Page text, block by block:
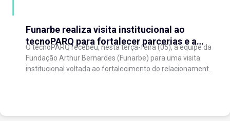
Funarbe realiza visita institucional ao
tecnoPARQ para fortalecer parcerias e a
gestão da inovação
O tecnoPARQ recebeu, nesta terça-feira (05), a equipe da
Fundação Arthur Bernardes (Funarbe) para uma visita
institucional voltada ao fortalecimento do relacionamento